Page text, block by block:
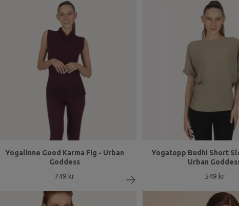
Yogalinne Good Karma Fig - Urban
Goddess
749 kr
Yogatopp Budhi Short
Urban
549 kr